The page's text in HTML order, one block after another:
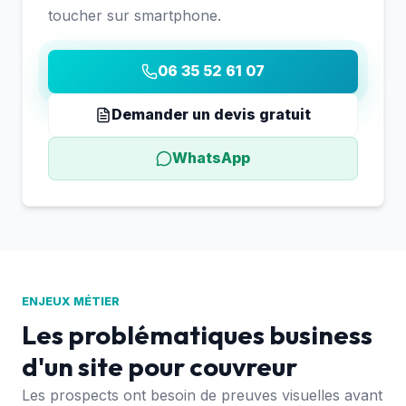
toucher sur smartphone.
06 35 52 61 07
Demander un devis gratuit
WhatsApp
ENJEUX MÉTIER
Les problématiques business
d'un site pour couvreur
Les prospects ont besoin de preuves visuelles avant